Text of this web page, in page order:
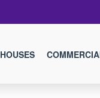
HOUSES